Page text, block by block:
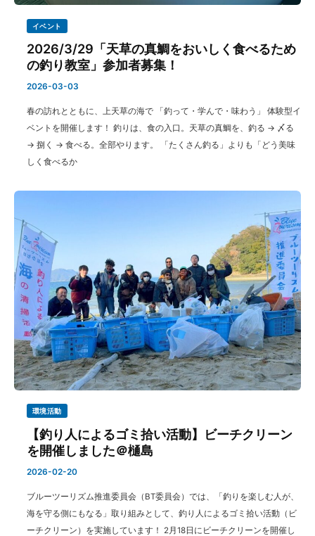
イベント
2026/3/29「天草の真鯛をおいしく食べるため
の釣り教室」参加者募集！
2026-03-03
春の訪れとともに、上天草の海で 「釣って・学んで・味わう」 体験型イ
ベントを開催します！ 釣りは、食の入口。天草の真鯛を、釣る → 〆る
→ 捌く → 食べる。全部やります。 「たくさん釣る」よりも「どう美味
しく食べるか
環境活動
【釣り人によるゴミ拾い活動】ビーチクリーン
を開催しました＠樋島
2026-02-20
ブルーツーリズム推進委員会（BT委員会）では、「釣りを楽しむ人が、
海を守る側にもなる」取り組みとして、釣り人によるゴミ拾い活動（ビ
ーチクリーン）を実施しています！ 2月18日にビーチクリーンを開催し